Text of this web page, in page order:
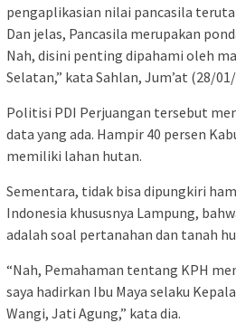
pengaplikasian nilai pancasila
Dan jelas, Pancasila merupakan
Nah, disini penting dipahami oleh
Selatan,” kata Sahlan, Jum’at (28/
Politisi PDI Perjuangan tersebut
data yang ada. Hampir 40 persen
memiliki lahan hutan.
Sementara, tidak bisa dipungkiri
Indonesia khususnya Lampung,
adalah soal pertanahan dan tanah
“Nah, Pemahaman tentang KPH
saya hadirkan Ibu Maya selaku
Wangi, Jati Agung,” kata dia.